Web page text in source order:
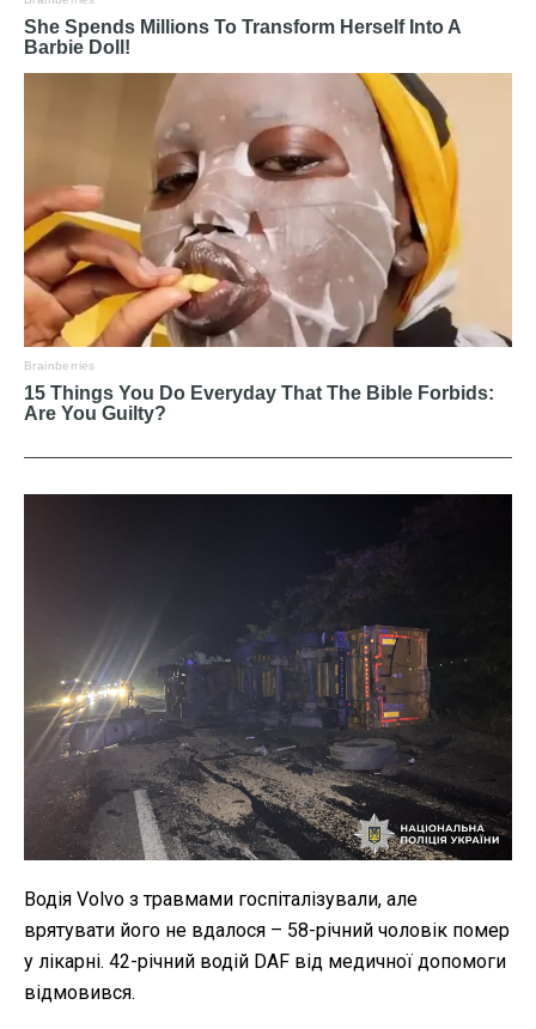
Водія Volvo з травмами госпіталізували, але
врятувати його не вдалося – 58-річний чоловік помер
у лікарні. 42-річний водій DAF від медичної допомоги
відмовився.